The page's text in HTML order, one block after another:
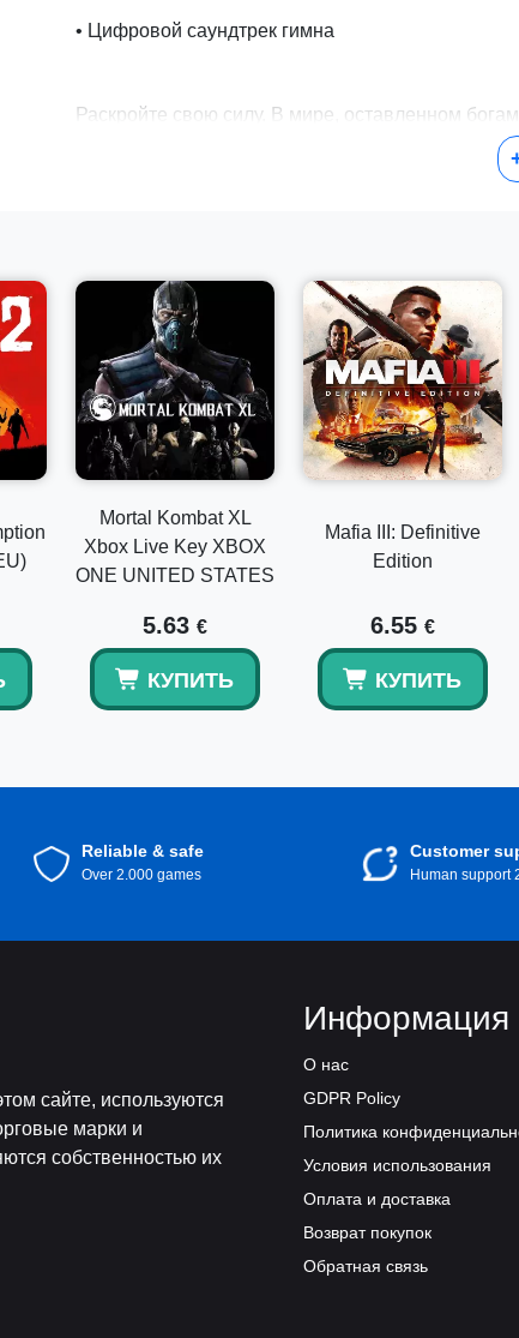
• Цифровой саундтрек гимна
Раскройте свою силу. В мире, оставленном
всему человечеству. Только ты стоишь между
Станьте героями в этой кооперативной ролевой
Mortal Kombat XL
Xbox Live Key XBOX
ONE UNITED STATES
5.63 €
КУПИТЬ
Mafia III: Definitive
Edition
6.55 €
КУПИТЬ
Reliable & safe
Over 2.000 games
Customer
Human support
сайте, используются
марки и
собственностью их
Информация
О нас
GDPR Policy
Политика
Условия использования
Оплата и доставка
Возврат покупок
Обратная связь